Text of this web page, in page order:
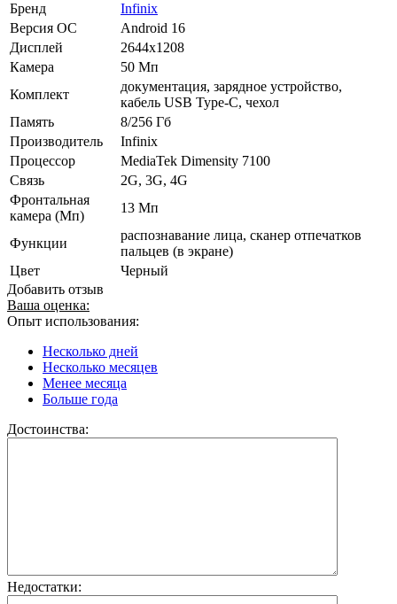
Бренд
Infinix
Версия ОС
Android 16
Дисплей
2644x1208
Камера
50 Мп
Комплект
документация, зарядное устройство,
кабель USB Type-C, чехол
Память
8/256 Гб
Производитель
Infinix
Процессор
MediaTek Dimensity 7100
Связь
2G, 3G, 4G
Фронтальная
камера (Мп)
13 Мп
Функции
распознавание лица, сканер отпечатков
пальцев (в экране)
Цвет
Черный
Добавить отзыв
Ваша оценка:
Опыт использования:
Несколько дней
Несколько месяцев
Менее месяца
Больше года
Достоинства:
Недостатки: